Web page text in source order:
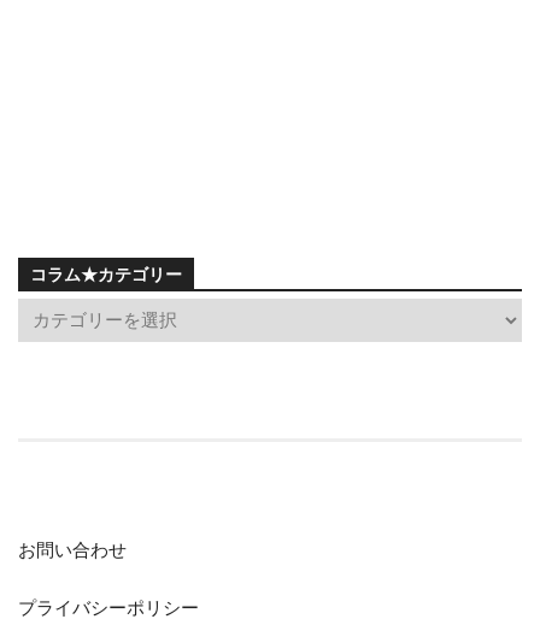
コラム★カテゴリー
お問い合わせ
プライバシーポリシー